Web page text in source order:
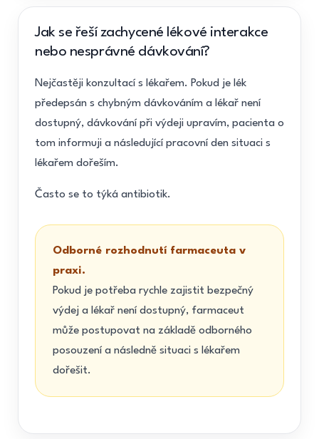
Jak se řeší zachycené lékové interakce
nebo nesprávné dávkování?
Nejčastěji konzultací s lékařem. Pokud je lék
předepsán s chybným dávkováním a lékař není
dostupný, dávkování při výdeji upravím, pacienta o
tom informuji a následující pracovní den situaci s
lékařem dořeším.
Často se to týká antibiotik.
Odborné rozhodnutí farmaceuta v
praxi.
Pokud je potřeba rychle zajistit bezpečný
výdej a lékař není dostupný, farmaceut
může postupovat na základě odborného
posouzení a následně situaci s lékařem
dořešit.